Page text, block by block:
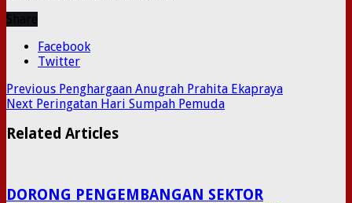
Facebook
Twitter
Previous Penghargaan Anugrah Prahita Ekapraya
Next Peringatan Hari Sumpah Pemuda
Related Articles
DORONG PENGEMBANGAN SEKTOR